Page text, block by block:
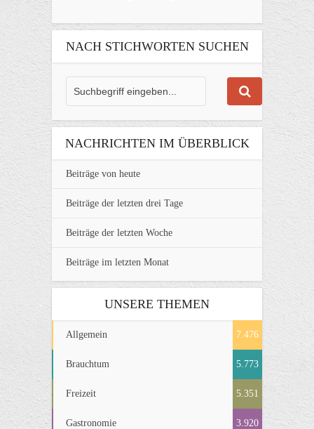
NACH STICHWORTEN SUCHEN
NACHRICHTEN IM ÜBERBLICK
Beiträge von heute
Beiträge der letzten drei Tage
Beiträge der letzten Woche
Beiträge im letzten Monat
UNSERE THEMEN
Allgemein 7.476
Brauchtum 5.773
Freizeit 5.351
Gastronomie 3.920